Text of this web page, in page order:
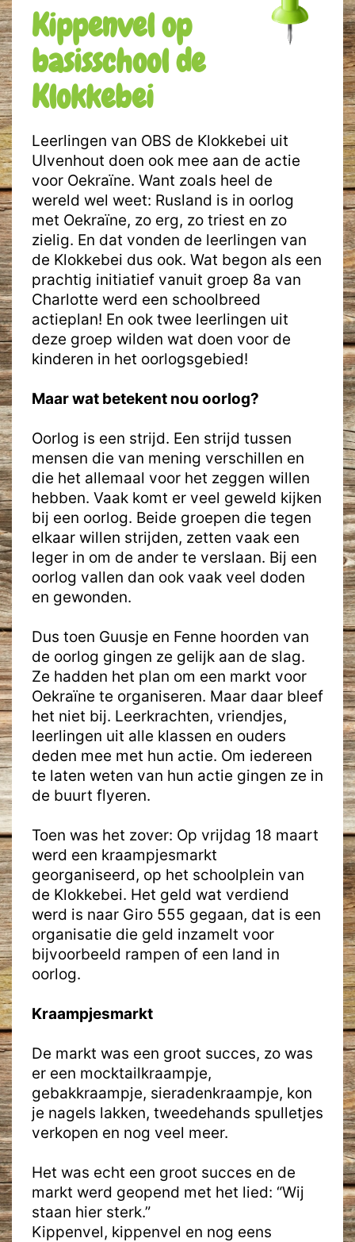
Kippenvel op
basisschool de
Klokkebei
Leerlingen van OBS de Klokkebei uit
Ulvenhout doen ook mee aan de actie
voor Oekraïne. Want zoals heel de
wereld wel weet: Rusland is in oorlog
met Oekraïne, zo erg, zo triest en zo
zielig. En dat vonden de leerlingen van
de Klokkebei dus ook. Wat begon als een
prachtig initiatief vanuit groep 8a van
Charlotte werd een schoolbreed
actieplan! En ook twee leerlingen uit
deze groep wilden wat doen voor de
kinderen in het oorlogsgebied!
Maar wat betekent nou oorlog?
Oorlog is een strijd. Een strijd tussen
mensen die van mening verschillen en
die het allemaal voor het zeggen willen
hebben. Vaak komt er veel geweld kijken
bij een oorlog. Beide groepen die tegen
elkaar willen strijden, zetten vaak een
leger in om de ander te verslaan. Bij een
oorlog vallen dan ook vaak veel doden
en gewonden.
Dus toen Guusje en Fenne hoorden van
de oorlog gingen ze gelijk aan de slag.
Ze hadden het plan om een markt voor
Oekraïne te organiseren. Maar daar bleef
het niet bij. Leerkrachten, vriendjes,
leerlingen uit alle klassen en ouders
deden mee met hun actie. Om iedereen
te laten weten van hun actie gingen ze in
de buurt flyeren.
Toen was het zover: Op vrijdag 18 maart
werd een kraampjesmarkt
georganiseerd, op het schoolplein van
de Klokkebei. Het geld wat verdiend
werd is naar Giro 555 gegaan, dat is een
organisatie die geld inzamelt voor
bijvoorbeeld rampen of een land in
oorlog.
Kraampjesmarkt
De markt was een groot succes, zo was
er een mocktailkraampje,
gebakkraampje, sieradenkraampje, kon
je nagels lakken, tweedehands spulletjes
verkopen en nog veel meer.
Het was echt een groot succes en de
markt werd geopend met het lied: “Wij
staan hier sterk.”
Kippenvel, kippenvel en nog eens